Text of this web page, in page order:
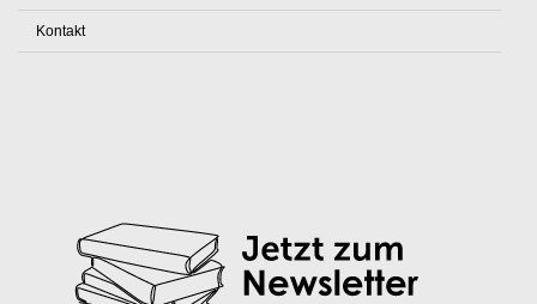
Kontakt